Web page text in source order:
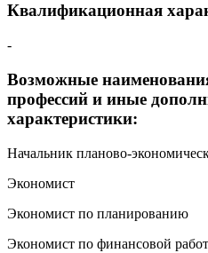
Квалификационная
-
Возможные
профессий и иные
характеристики:
Начальник планово-
Экономист
Экономист по планированию
Экономист по финансовой